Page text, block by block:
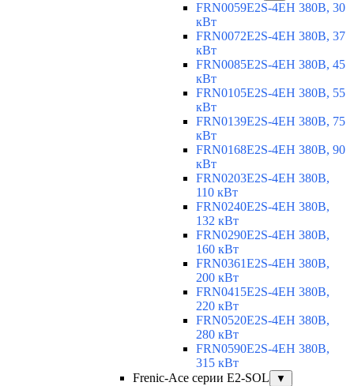
FRN0059E2S-4EH 380В, 30
кВт
FRN0072E2S-4EH 380В, 37
кВт
FRN0085E2S-4EH 380В, 45
кВт
FRN0105E2S-4EH 380В, 55
кВт
FRN0139E2S-4EH 380В, 75
кВт
FRN0168E2S-4EH 380В, 90
кВт
FRN0203E2S-4EH 380В,
110 кВт
FRN0240E2S-4EH 380В,
132 кВт
FRN0290E2S-4EH 380В,
160 кВт
FRN0361E2S-4EH 380В,
200 кВт
FRN0415E2S-4EH 380В,
220 кВт
FRN0520E2S-4EH 380В,
280 кВт
FRN0590E2S-4EH 380В,
315 кВт
Frenic-Ace серии E2-SOL
▼